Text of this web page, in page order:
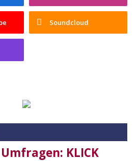
Soundcloud
KLICK